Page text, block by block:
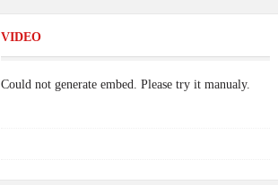
VIDEO
Could not generate embed. Please try it manualy.